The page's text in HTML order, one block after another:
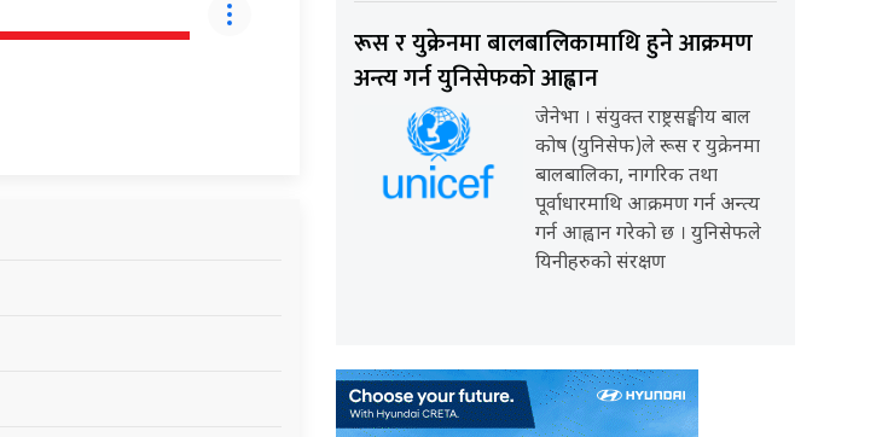
रूस र युक्रेनमा बालबालिकामाथि हुने आक्रमण
अन्त्य गर्न युनिसेफको आह्वान
जेनेभा । संयुक्त राष्ट्रसङ्घीय बाल
कोष (युनिसेफ)ले रूस र युक्रेनमा
बालबालिका, नागरिक तथा
पूर्वाधारमाथि आक्रमण गर्न अन्त्य
गर्न आह्वान गरेको छ । युनिसेफले
यिनीहरुको संरक्षण